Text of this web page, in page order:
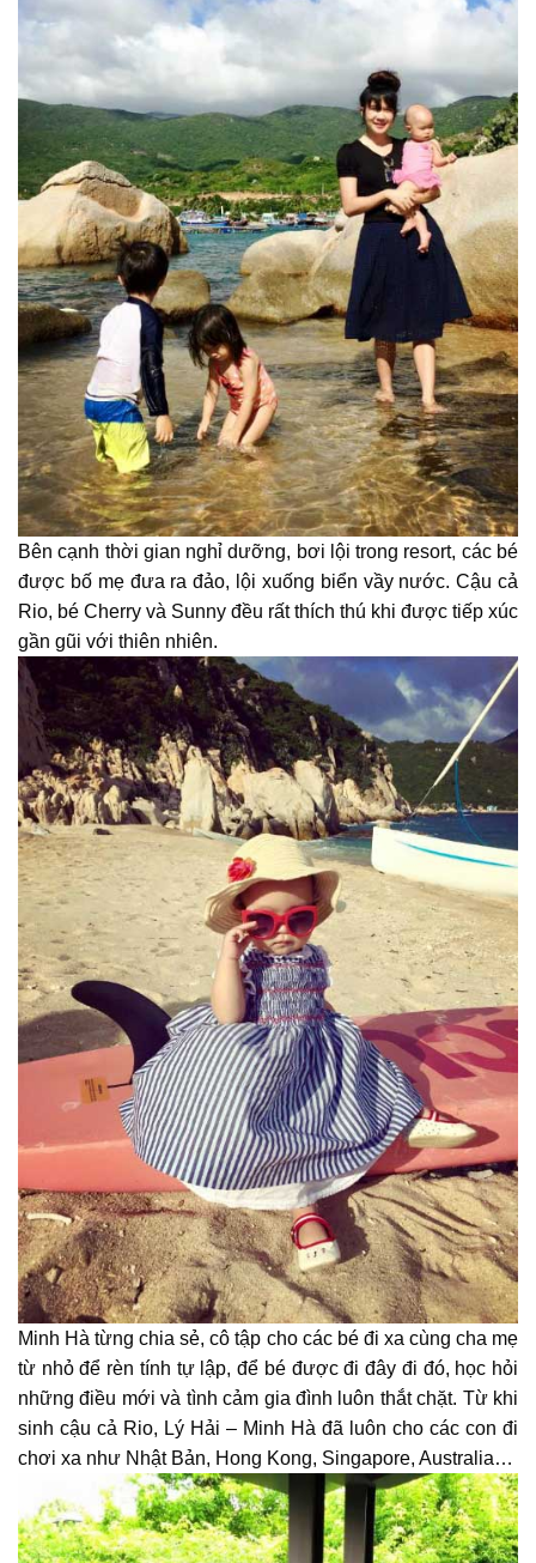
Bên cạnh thời gian nghỉ dưỡng, bơi lội trong resort, các bé
được bố mẹ đưa ra đảo, lội xuống biển vầy nước. Cậu cả
Rio, bé Cherry và Sunny đều rất thích thú khi được tiếp xúc
gần gũi với thiên nhiên.
Minh Hà từng chia sẻ, cô tập cho các bé đi xa cùng cha mẹ
từ nhỏ để rèn tính tự lập, để bé được đi đây đi đó, học hỏi
những điều mới và tình cảm gia đình luôn thắt chặt. Từ khi
sinh cậu cả Rio, Lý Hải – Minh Hà đã luôn cho các con đi
chơi xa như Nhật Bản, Hong Kong, Singapore, Australia…